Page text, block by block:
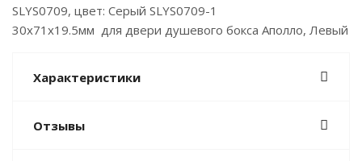
SLYS0709, цвет: Серый SLYS0709-1
30х71х19.5мм для двери душевого бокса Аполло, Левый
Характеристики
Отзывы